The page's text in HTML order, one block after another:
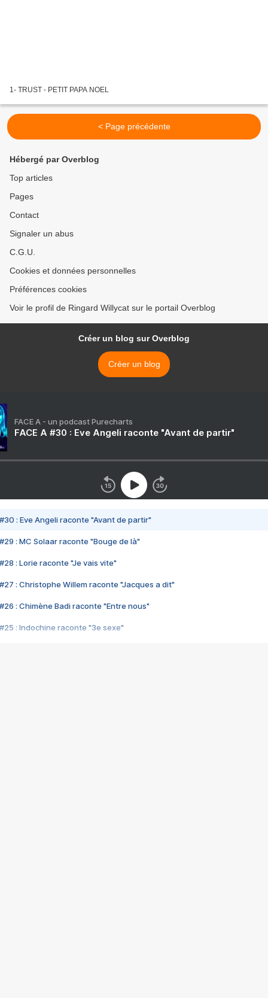
1- TRUST - PETIT PAPA NOEL
< Page précédente
Hébergé par Overblog
Top articles
Pages
Contact
Signaler un abus
C.G.U.
Cookies et données personnelles
Préférences cookies
Voir le profil de Ringard Willycat sur le portail Overblog
Créer un blog sur Overblog
Créer un blog
FACE A - un podcast Purecharts
FACE A #30 : Eve Angeli raconte "Avant de partir"
#30 : Eve Angeli raconte "Avant de partir"
#29 : MC Solaar raconte "Bouge de là"
#28 : Lorie raconte "Je vais vite"
#27 : Christophe Willem raconte "Jacques a dit"
#26 : Chimène Badi raconte "Entre nous"
#25 : Indochine raconte "3e sexe"